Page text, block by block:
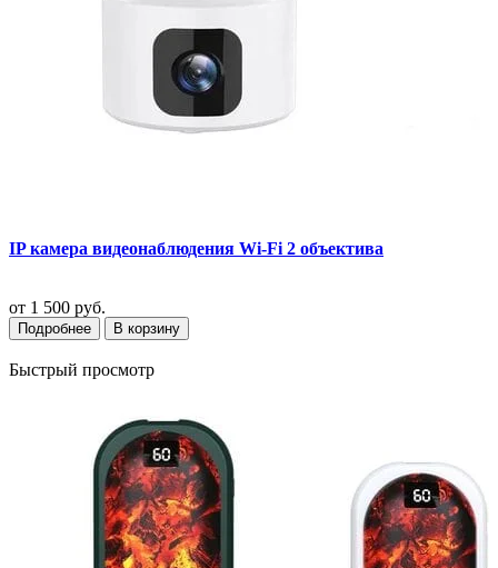
IP камера видеонаблюдения Wi-Fi 2 объектива
от 1 500 руб.
Подробнее В корзину
Быстрый просмотр